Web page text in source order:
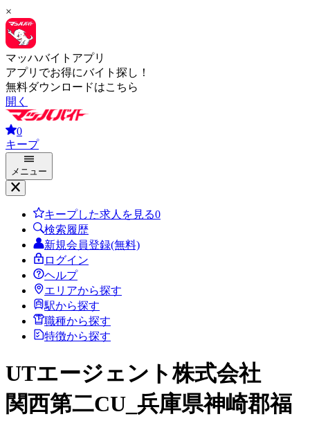
×
マッハバイトアプリ
アプリでお得にバイト探し！
無料ダウンロードはこちら
開く
0
キープ
メニュー
キープした求人を見る0
検索履歴
新規会員登録(無料)
ログイン
ヘルプ
エリアから探す
駅から探す
職種から探す
特徴から探す
UTエージェント株式会社
関西第二CU_兵庫県神崎郡福